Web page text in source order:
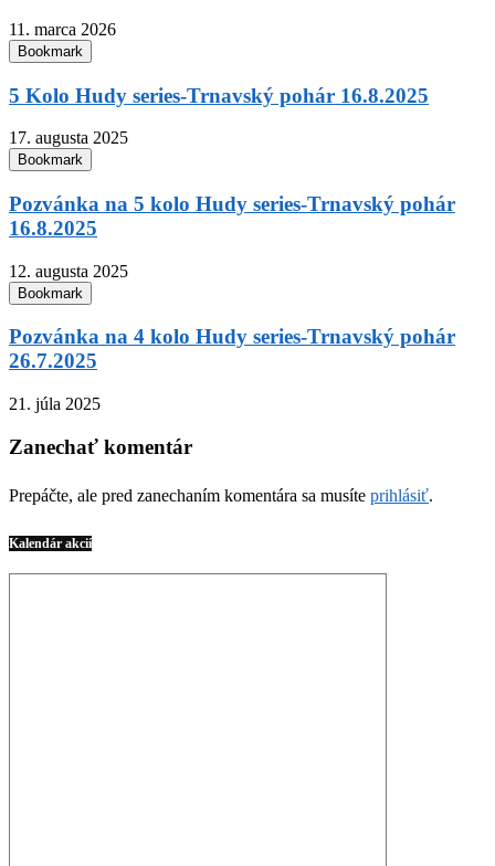
11. marca 2026
Bookmark
5 Kolo Hudy series-Trnavský pohár 16.8.2025
17. augusta 2025
Bookmark
Pozvánka na 5 kolo Hudy series-Trnavský pohár
16.8.2025
12. augusta 2025
Bookmark
Pozvánka na 4 kolo Hudy series-Trnavský pohár
26.7.2025
21. júla 2025
Zanechať komentár
Prepáčte, ale pred zanechaním komentára sa musíte prihlásiť.
Kalendár akcií